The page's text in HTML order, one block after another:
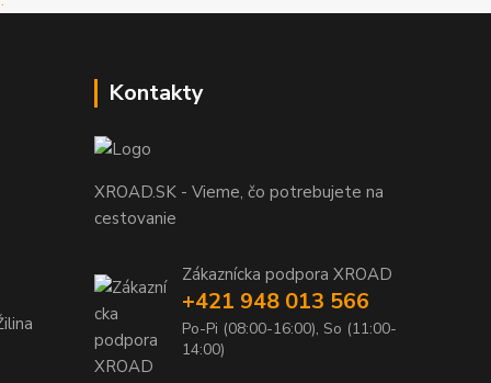
Kontakty
XROAD.SK - Vieme, čo potrebujete na
cestovanie
Zákaznícka podpora XROAD
+421 948 013 566
Po-Pi (08:00-16:00), So (11:00-
14:00)